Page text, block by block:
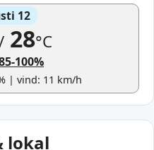
12
28°C
100%
| vind: 11 km/h
lokal